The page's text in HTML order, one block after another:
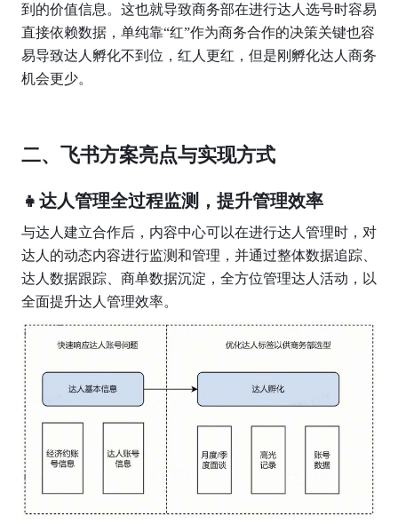
到的价值信息。这也就导致商务部在进行达人选号时容易
直接依赖数据，单纯靠“红”作为商务合作的决策关键也容
易导致达人孵化不到位，红人更红，但是刚孵化达人商务
机会更少。
二、飞书方案亮点与实现方式
👧达人管理全过程监测，提升管理效率
与达人建立合作后，内容中心可以在进行达人管理时，对
达人的动态内容进行监测和管理，并通过整体数据追踪、
达人数据跟踪、商单数据沉淀，全方位管理达人活动，以
全面提升达人管理效率。